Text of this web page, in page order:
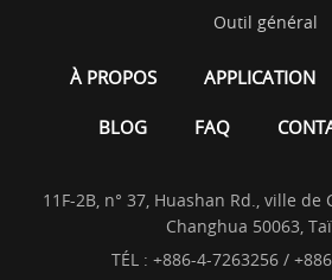
Outil général
À PROPOS APPLICATION
BLOG FAQ
11F-2B, n° 37, Huashan Rd., ville
Changhua 50063,
TÉL : +886-4-7263256 /